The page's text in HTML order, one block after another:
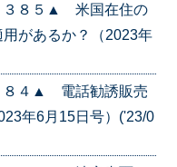
３８５▲ 米国在住の
があるか？（2023年
８４▲ 電話勧誘販売
年6月15日号）('23/0